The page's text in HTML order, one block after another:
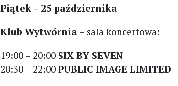
Piątek – 25 października
Klub Wytwórnia – sala koncertowa:
19:00 – 20:00 SIX BY SEVEN
20:30 – 22:00PUBLIC IMAGE LIMITED